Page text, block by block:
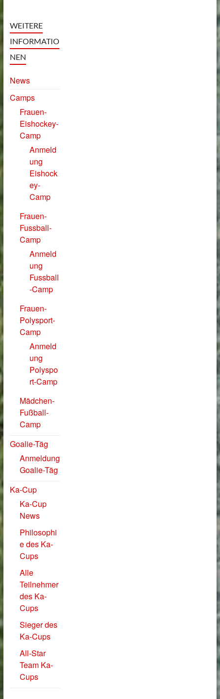
WEITERE
INFORMATIO
NEN
News
Camps
Frauen-
Eishockey-
Camp
Anmeld
ung
Eishock
ey-
Camp
Frauen-
Fussball-
Camp
Anmeld
ung
Fussball
-Camp
Frauen-
Polysport-
Camp
Anmeld
ung
Polyspo
rt-Camp
Mädchen-
Fußball-
Camp
Goalie-Täg
Anmeldung
Goalie-Täg
Ka-Cup
Ka-Cup
News
Philosophi
e des Ka-
Cups
Alle
Teilnehmer
des Ka-
Cups
Sieger des
Ka-Cups
All-Star
Team Ka-
Cups